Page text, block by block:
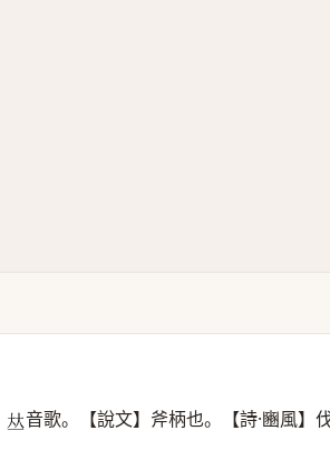
𠀤音歌。【說文】斧柄也。【詩·豳風】